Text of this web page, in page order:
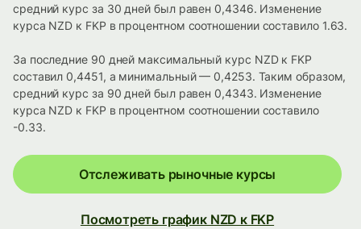
средний курс за 30 дней был равен 0,4346. Изменение
курса NZD к FKP в процентном соотношении составило 1.63.
За последние 90 дней максимальный курс NZD к FKP
составил 0,4451, а минимальный — 0,4253. Таким образом,
средний курс за 90 дней был равен 0,4343. Изменение
курса NZD к FKP в процентном соотношении составило
-0.33.
Отслеживать рыночные курсы
Посмотреть график NZD к FKP